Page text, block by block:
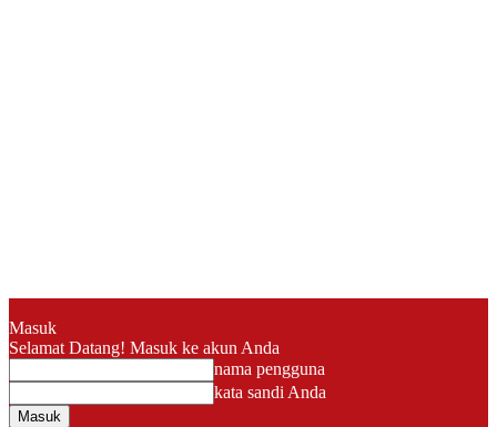
Masuk
Selamat Datang! Masuk ke akun Anda
nama pengguna
kata sandi Anda